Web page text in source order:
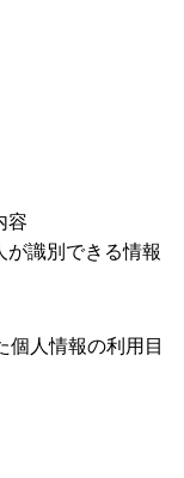
容
識別できる情報
個人情報の利用目